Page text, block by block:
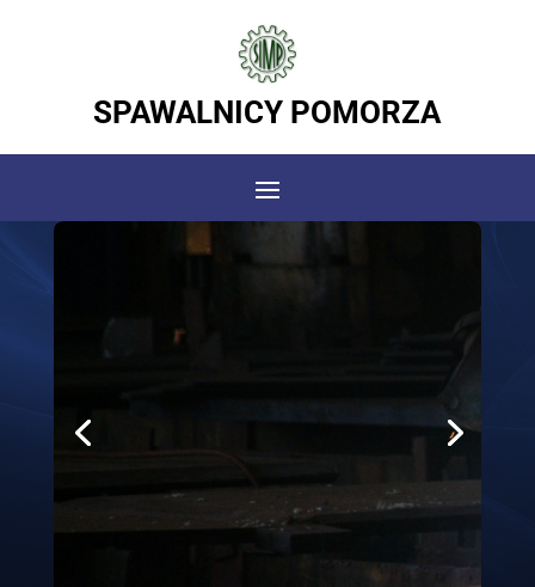
SPAWALNICY POMORZA